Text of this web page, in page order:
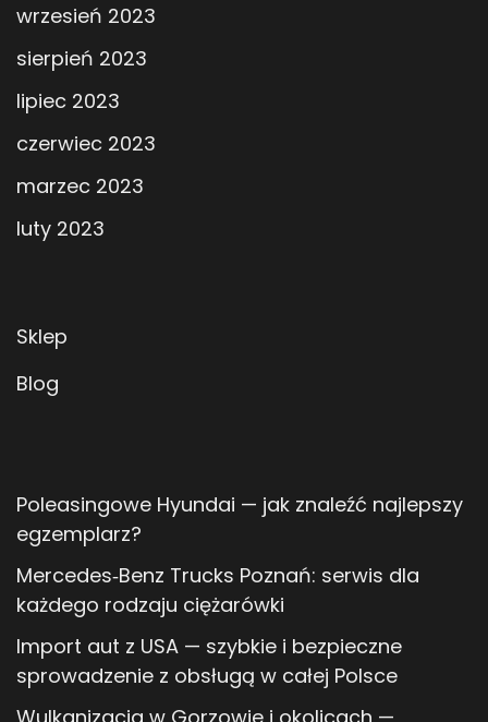
wrzesień 2023
sierpień 2023
lipiec 2023
czerwiec 2023
marzec 2023
luty 2023
Sklep
Blog
Poleasingowe Hyundai — jak znaleźć najlepszy
egzemplarz?
Mercedes‑Benz Trucks Poznań: serwis dla
każdego rodzaju ciężarówki
Import aut z USA — szybkie i bezpieczne
sprowadzenie z obsługą w całej Polsce